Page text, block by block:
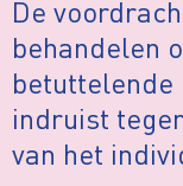
De
behandelen
betuttelende
indruist
van het